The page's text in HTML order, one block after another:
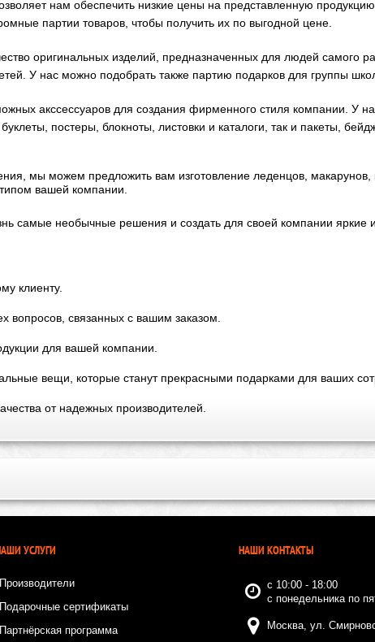
нам обеспечить низкие цены на представленную
партии товаров, чтобы получить их по выгодной цене.
оригинальных изделий, предназначенных для людей самого
У нас можно подобрать также партию подарков для группы
акссессуаров для создания фирменного стиля компании. У
постеры, блокноты, листовки и каталоги, так и пакеты,
мы можем предложить вам изготовление леденцов,
вашей компании.
самые необычные решения и создать для своей компании яркие
клиенту.
вопросов, связанных с вашим заказом.
для вашей компании.
вещи, которые станут прекрасными подарками для ваших
от надежных производителей.
УСЛУГИ
Производители
Подарочные сертификаты
Партнёрская программа
НАШИ КОНТАКТЫ
с 10:00 - 18:00
с понедельника по
Москва, ул.